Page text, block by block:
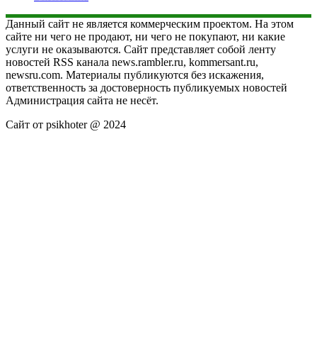
Данный сайт не является коммерческим проектом. На этом
сайте ни чего не продают, ни чего не покупают, ни какие
услуги не оказываются. Сайт представляет собой ленту
новостей RSS канала news.rambler.ru, kommersant.ru,
newsru.com. Материалы публикуются без искажения,
ответственность за достоверность публикуемых новостей
Администрация сайта не несёт.
Сайт от psikhoter @ 2024